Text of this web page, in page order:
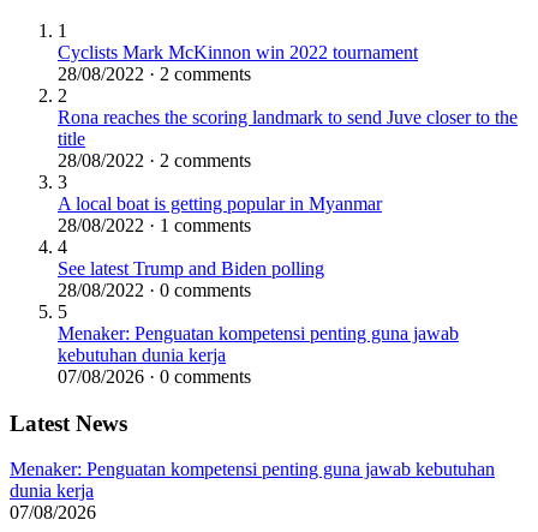
1
Cyclists Mark McKinnon win 2022 tournament
28/08/2022 · 2 comments
2
Rona reaches the scoring landmark to send Juve closer to the
title
28/08/2022 · 2 comments
3
A local boat is getting popular in Myanmar
28/08/2022 · 1 comments
4
See latest Trump and Biden polling
28/08/2022 · 0 comments
5
Menaker: Penguatan kompetensi penting guna jawab
kebutuhan dunia kerja
07/08/2026 · 0 comments
Latest News
Menaker: Penguatan kompetensi penting guna jawab kebutuhan
dunia kerja
07/08/2026